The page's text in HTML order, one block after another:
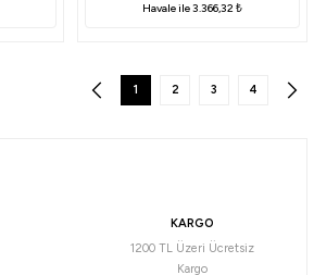
Havale ile 3.366,32 ₺
1 2 3 4
KARGO
1200 TL Üzeri Ücretsiz
Kargo